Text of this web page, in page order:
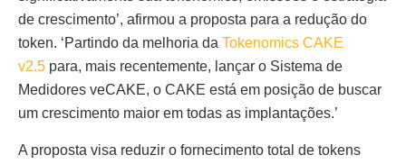
de crescimento’, afirmou a proposta para a redução do
token. ‘Partindo da melhoria da Tokenomics CAKE
v2.5 para, mais recentemente, lançar o Sistema de
Medidores veCAKE, o CAKE está em posição de buscar
um crescimento maior em todas as implantações.’
A proposta visa reduzir o fornecimento total de tokens